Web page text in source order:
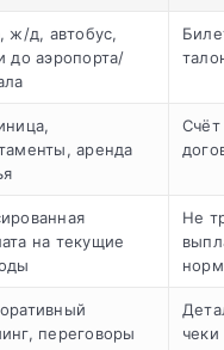
ж/д, автобус,
до аэропорта/
аренда
Счёт
на текущие
Не
переговоры
чеки